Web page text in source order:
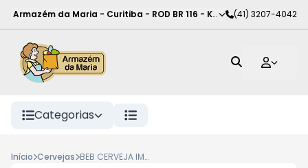
Armazém da Maria - Curitiba - ROD BR 116 - KM 102,Curitiba-PR
(41) 3207-4042
Categorias
Início Cervejas BEB CERVEJA IMPERIO PURO MALTE LT, 473ML